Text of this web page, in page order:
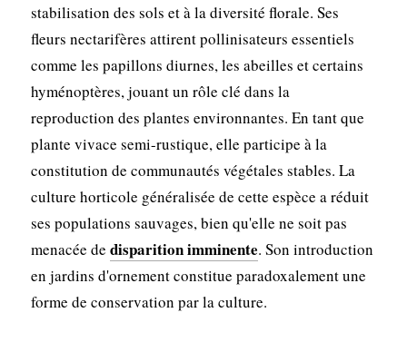
stabilisation des sols et à la diversité florale. Ses
fleurs nectarifères attirent pollinisateurs essentiels
comme les papillons diurnes, les abeilles et certains
hyménoptères, jouant un rôle clé dans la
reproduction des plantes environnantes. En tant que
plante vivace semi-rustique, elle participe à la
constitution de communautés végétales stables. La
culture horticole généralisée de cette espèce a réduit
ses populations sauvages, bien qu'elle ne soit pas
menacée de disparition imminente. Son introduction
en jardins d'ornement constitue paradoxalement une
forme de conservation par la culture.